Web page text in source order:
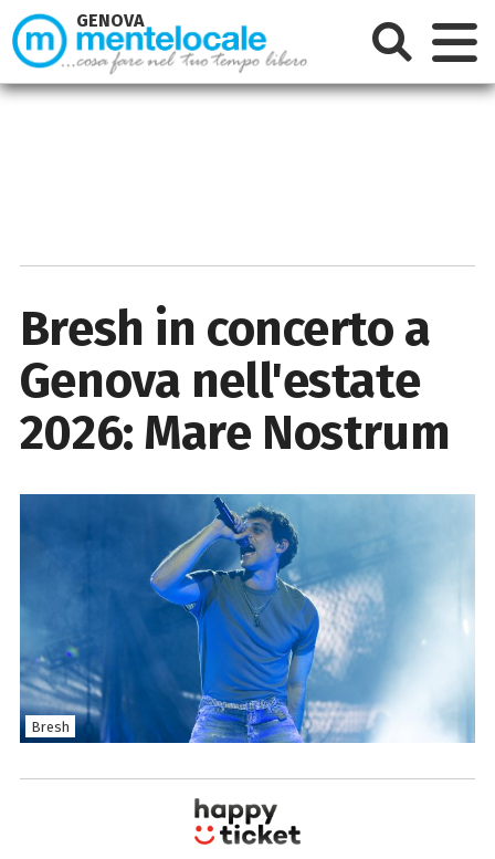
Bresh in concerto a
Genova nell'estate
2026: Mare Nostrum
Bresh
GENOVA